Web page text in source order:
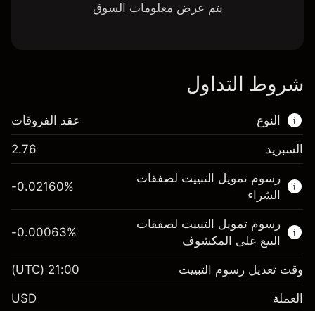
يتم عرض معلومات السوق
شروط التداول
النوع
هذا السوق المالي متاح للتداول من خلال عقود
الفروقات.
اعرف المزيد عن:
عقود الفروقات
عقد الفروقات
السبريد 2.76
رسوم تمويل التبييت لصفقات
الشراء
$1,000.00
-0.02160%
رسوم تمويل التبييت لصفقات
البيع على المكشوف
-0.00063%
وقت تعديل رسوم التبييت 21:00
(UTC)
العملة USD